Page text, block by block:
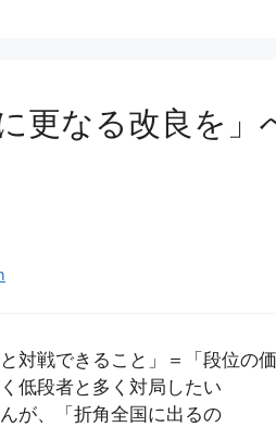
更なる改良を」
対戦できること」＝「段位の
低段者と多く対局したい
が、「折角全国に出るの